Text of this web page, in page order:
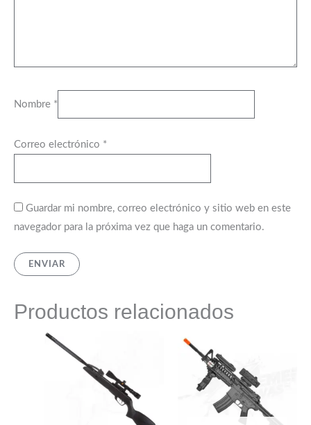
Nombre *
Correo electrónico *
Guardar mi nombre, correo electrónico y sitio web en este
navegador para la próxima vez que haga un comentario.
Productos relacionados